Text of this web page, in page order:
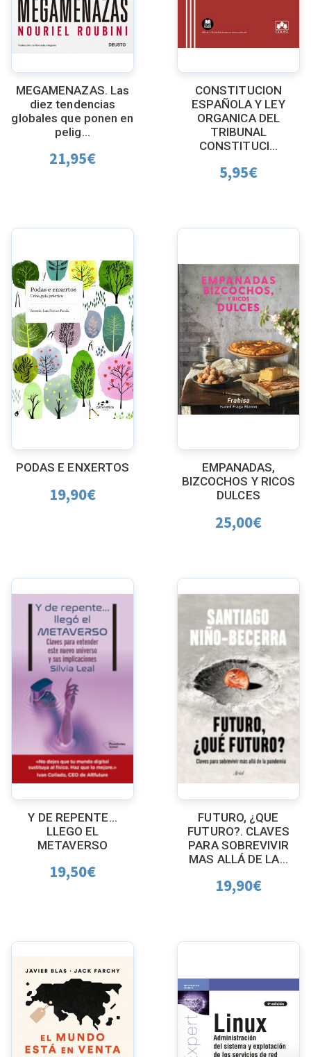
MEGAMENAZAS. Las
diez tendencias
globales que ponen en
pelig...
21,95€
CONSTITUCION
ESPAÑOLA Y LEY
ORGANICA DEL
TRIBUNAL
CONSTITUCI...
5,95€
PODAS E ENXERTOS
19,90€
EMPANADAS,
BIZCOCHOS Y RICOS
DULCES
25,00€
Y DE REPENTE…
LLEGO EL
METAVERSO
19,50€
FUTURO, ¿QUE
FUTURO?. CLAVES
PARA SOBREVIVIR
MAS ALLÁ DE LA...
19,90€